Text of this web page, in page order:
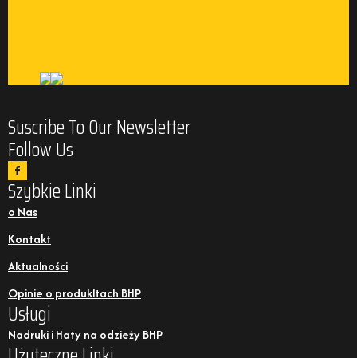
Suscribe To Our Newsletter
Follow Us
Szybkie Linki
o Nas
Kontakt
Aktualności
Opinie o produkltach BHP
Usługi
Nadruki i Haty na odzieży BHP